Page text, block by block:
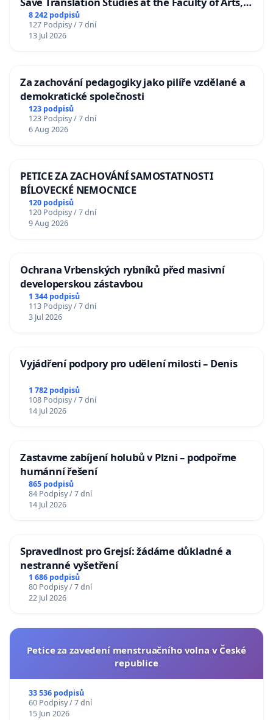
Charles University
8 242 podpisů
127 Podpisy / 7 dní
13 Jul 2026
Za zachování pedagogiky jako pilíře vzdělané a
demokratické společnosti
123 podpisů
123 Podpisy / 7 dní
6 Aug 2026
PETICE ZA ZACHOVÁNÍ SAMOSTATNOSTI
BÍLOVECKÉ NEMOCNICE
120 podpisů
120 Podpisy / 7 dní
9 Aug 2026
Ochrana Vrbenských rybníků před masivní
developerskou zástavbou
1 344 podpisů
113 Podpisy / 7 dní
3 Jul 2026
Vyjádření podpory pro udělení milosti – Denis
1 782 podpisů
108 Podpisy / 7 dní
14 Jul 2026
Zastavme zabíjení holubů v Plzni – podpořme
humánní řešení
865 podpisů
84 Podpisy / 7 dní
14 Jul 2026
Spravedlnost pro Grejsí: žádáme důkladné a
nestranné vyšetření
1 686 podpisů
80 Podpisy / 7 dní
22 Jul 2026
Petice za zavedení menstruačního volna v České
republice
33 536 podpisů
60 Podpisy / 7 dní
15 Jun 2026